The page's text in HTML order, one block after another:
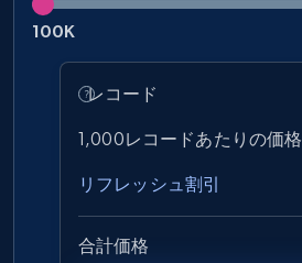
6.7K+ 894+
comments, and more.
100K
レコード
1,000レコードあたりの価格
リフレッシュ割引
合計価格